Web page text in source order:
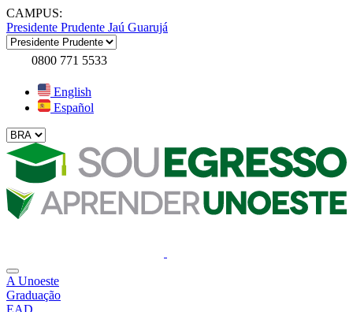
CAMPUS:
Presidente Prudente Jaú Guarujá
0800 771 5533
English
Español
A Unoeste
Graduação
EAD